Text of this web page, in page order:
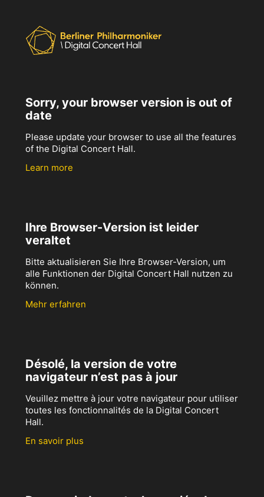
Sorry, your browser version is out of
date
Please update your browser to use all the features
of the Digital Concert Hall.
Learn more
Ihre Browser-Version ist leider
veraltet
Bitte aktualisieren Sie Ihre Browser-Version, um
alle Funktionen der Digital Concert Hall nutzen zu
können.
Mehr erfahren
Désolé, la version de votre
navigateur n’est pas à jour
Veuillez mettre à jour votre navigateur pour utiliser
toutes les fonctionnalités de la Digital Concert
Hall.
En savoir plus